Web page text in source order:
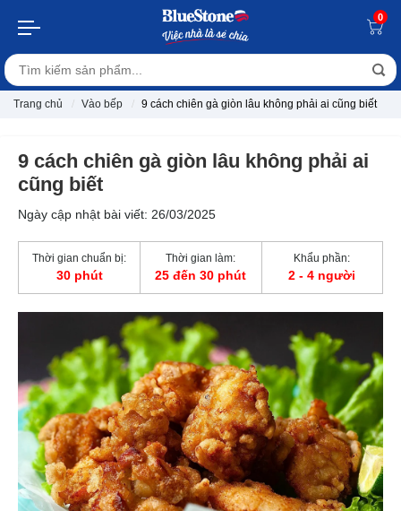
0
Trang chủ Vào bếp 9 cách chiên gà giòn lâu không phải ai cũng biết
9 cách chiên gà giòn lâu không phải ai
cũng biết
Ngày cập nhật bài viết: 26/03/2025
Thời gian chuẩn bị:
30 phút
Thời gian làm:
25 đến 30 phút
Khẩu phần:
2 - 4 người